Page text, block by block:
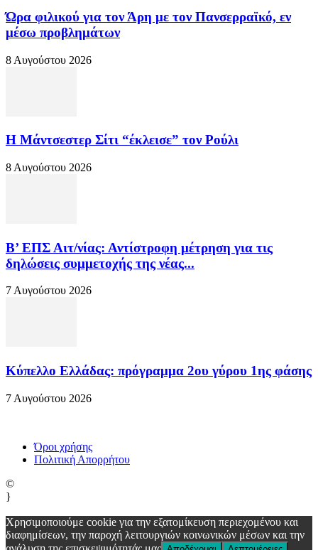
Ώρα φιλικού για τον Άρη με τον Πανσερραϊκό, εν
μέσω προβλημάτων
8 Αυγούστου 2026
Η Μάντσεστερ Σίτι “έκλεισε” τον Ρούλι
8 Αυγούστου 2026
Β’ ΕΠΣ Αιτ/νίας: Αντίστροφη μέτρηση για τις
δηλώσεις συμμετοχής της νέας...
7 Αυγούστου 2026
Κύπελλο Ελλάδας: πρόγραμμα 2ου γύρου 1ης φάσης
7 Αυγούστου 2026
Όροι χρήσης
Πολιτική Απορρήτου
©
}
Χρησιμοποιούμε cookie για την εξατομίκευση περιεχομένου και
διαφημίσεων, την παροχή λειτουργιών κοινωνικών μέσων και την